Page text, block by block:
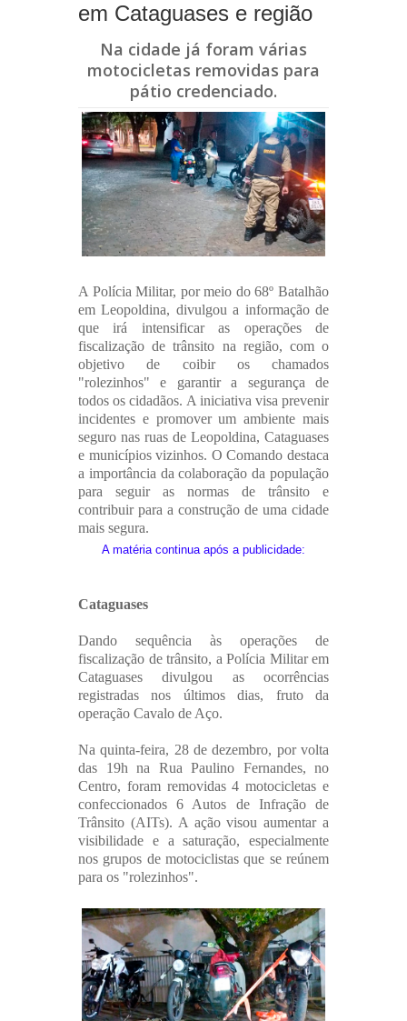
em Cataguases e região
Na cidade já foram várias
motocicletas removidas para
pátio credenciado.
A Polícia Militar, por meio do 68º Batalhão
em Leopoldina, divulgou a informação de
que irá intensificar as operações de
fiscalização de trânsito na região, com o
objetivo de coibir os chamados
"rolezinhos" e garantir a segurança de
todos os cidadãos. A iniciativa visa prevenir
incidentes e promover um ambiente mais
seguro nas ruas de Leopoldina, Cataguases
e municípios vizinhos. O Comando destaca
a importância da colaboração da população
para seguir as normas de trânsito e
contribuir para a construção de uma cidade
mais segura.
A matéria continua após a publicidade:
Cataguases
Dando sequência às operações de
fiscalização de trânsito, a Polícia Militar em
Cataguases divulgou as ocorrências
registradas nos últimos dias, fruto da
operação Cavalo de Aço.
Na quinta-feira, 28 de dezembro, por volta
das 19h na Rua Paulino Fernandes, no
Centro, foram removidas 4 motocicletas e
confeccionados 6 Autos de Infração de
Trânsito (AITs). A ação visou aumentar a
visibilidade e a saturação, especialmente
nos grupos de motociclistas que se reúnem
para os "rolezinhos".